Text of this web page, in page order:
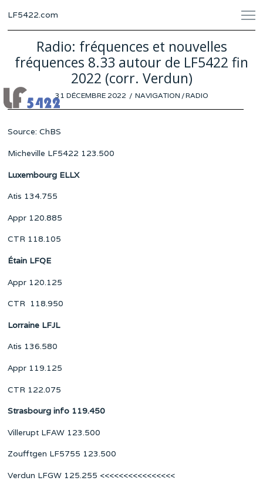
LF5422.com
Radio: fréquences et nouvelles
fréquences 8.33 autour de LF5422 fin
2022 (corr. Verdun)
POSTED
ON
31 DÉCEMBRE 2022 2 NAVIGATION /RADIO
Source: ChBS
Micheville LF5422 123.500
Luxembourg ELLX
Atis 134.755
Appr 120.885
CTR 118.105
Étain LFQE
Appr 120.125
CTR 118.950
Lorraine LFJL
Atis 136.580
Appr 119.125
CTR 122.075
Strasbourg info 119.450
Villerupt LFAW 123.500
Zoufftgen LF5755 123.500
Verdun LFGW 125.255 <<<<<<<<<<<<<<<<